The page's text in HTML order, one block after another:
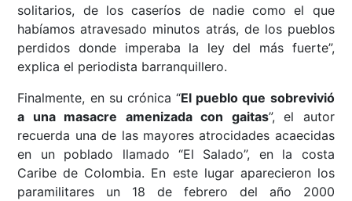
solitarios, de los caseríos de nadie como el que
habíamos atravesado minutos atrás, de los pueblos
perdidos donde imperaba la ley del más fuerte”,
explica el periodista barranquillero.
Finalmente, en su crónica “El pueblo que sobrevivió
a una masacre amenizada con gaitas”, el autor
recuerda una de las mayores atrocidades acaecidas
en un poblado llamado “El Salado”, en la costa
Caribe de Colombia. En este lugar aparecieron los
paramilitares un 18 de febrero del año 2000